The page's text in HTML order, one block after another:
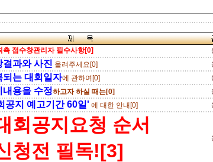
측 접수창관리자 필수사항[0]
과와 사진 올려주세요[0]
는 대회일자에 관하여[0]
용을 수정하고자 하실 때는[0]
지 예고기간 60일' 에 대한 안내[0]
회공지요청 순서
청전 필독![3]